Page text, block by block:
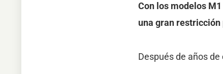
Con los modelos
una gran
Después de años